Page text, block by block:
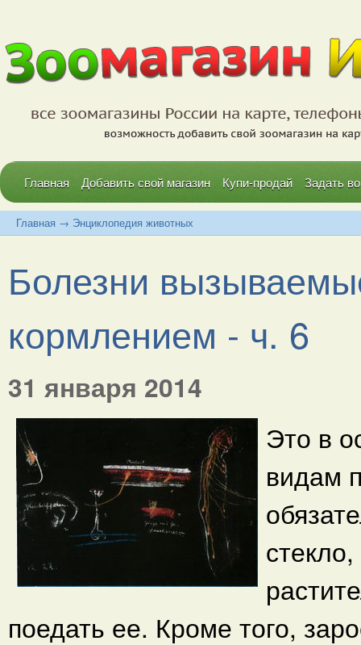
Главная Добавить свой магазин Купи-продай Задать
Главная → Энциклопедия животных
Болезни
кормлением - ч. 6
31 января 2014
Это в
видам
поедать ее. Кроме того,